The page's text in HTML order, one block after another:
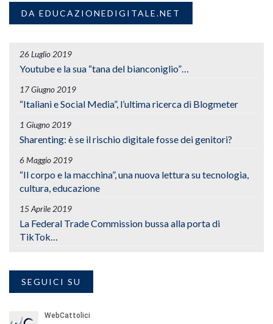
DA EDUCAZIONEDIGITALE.NET
26 Luglio 2019
Youtube e la sua “tana del bianconiglio”…
17 Giugno 2019
“Italiani e Social Media”, l’ultima ricerca di Blogmeter
1 Giugno 2019
Sharenting: è se il rischio digitale fosse dei genitori?
6 Maggio 2019
“Il corpo e la macchina”, una nuova lettura su tecnologia,
cultura, educazione
15 Aprile 2019
La Federal Trade Commission bussa alla porta di
TikTok…
SEGUICI SU